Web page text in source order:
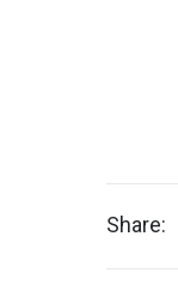
Share: